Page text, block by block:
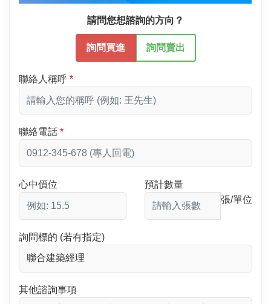
請問您想諮詢的方向？
詢問買進 詢問賣出
聯絡人稱呼
聯絡電話
心中價位
預計數量
張/單位
詢問標的 (若有指定)
其他諮詢事項